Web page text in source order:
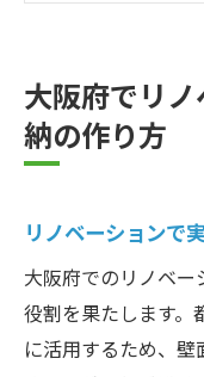
選び
大阪府の
リノベー
リノベーショ
用術
壁面収納
大阪府でリ
納の作り方
リノベーションで
大阪府でのリノベ
役割を果たします。
に活用するため、